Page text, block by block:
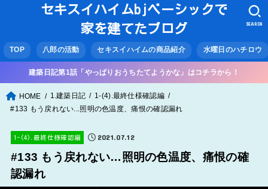
セキスイハイムbjベーシックで
家を建てたブログ
TOP 八郎の活動 セキスイハイムの商品紹介 水曜日のハチロウ
SEARCH
建築日記第1話「やっぱりおうちたてようかな」はコチラから！
HOME 1.建築日記
1-(4).最終仕様確認編
#133 もう戻れない...照明の色温度、痛恨の確認漏れ
1-(4).最終仕様確認編 2021.07.12
#133 もう戻れない…照明の色温度、痛恨の確
認漏れ